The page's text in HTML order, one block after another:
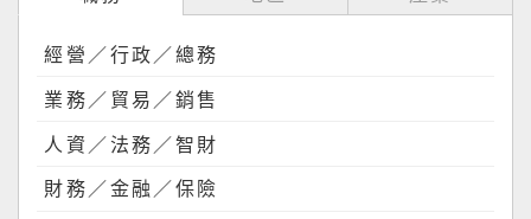
經營／行政／總務
業務／貿易／銷售
人資／法務／智財
財務／金融／保險